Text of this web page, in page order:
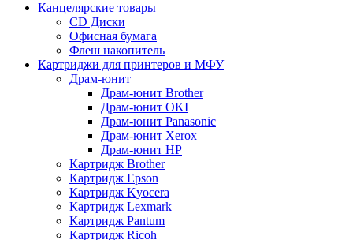
Канцелярские товары
CD Диски
Офисная бумага
Флеш накопитель
Картриджи для принтеров и МФУ
Драм-юнит
Драм-юнит Brother
Драм-юнит OKI
Драм-юнит Panasonic
Драм-юнит Xerox
Драм-юнит НР
Картридж Brother
Картридж Epson
Картридж Kyocera
Картридж Lexmark
Картридж Pantum
Картридж Ricoh